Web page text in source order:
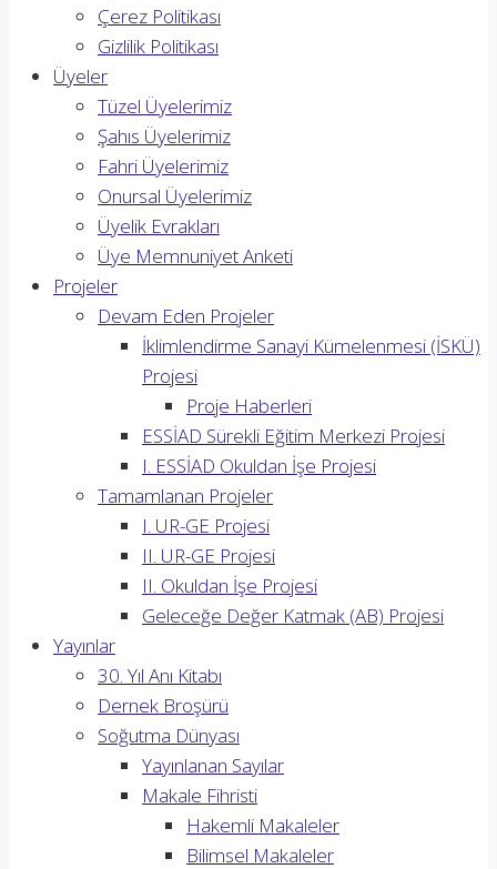
Çerez Politikası
Gizlilik Politikası
Üyeler
Tüzel Üyelerimiz
Şahıs Üyelerimiz
Fahri Üyelerimiz
Onursal Üyelerimiz
Üyelik Evrakları
Üye Memnuniyet Anketi
Projeler
Devam Eden Projeler
İklimlendirme Sanayi Kümelenmesi (İSKÜ)
Projesi
Proje Haberleri
ESSİAD Sürekli Eğitim Merkezi Projesi
I. ESSİAD Okuldan İşe Projesi
Tamamlanan Projeler
I. UR-GE Projesi
II. UR-GE Projesi
II. Okuldan İşe Projesi
Geleceğe Değer Katmak (AB) Projesi
Yayınlar
30. Yıl Anı Kitabı
Dernek Broşürü
Soğutma Dünyası
Yayınlanan Sayılar
Makale Fihristi
Hakemli Makaleler
Bilimsel Makaleler